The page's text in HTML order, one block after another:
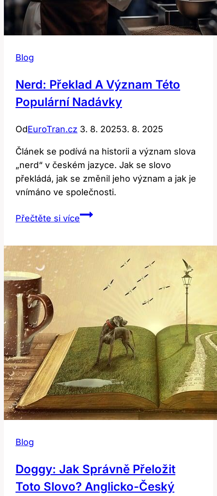
Blog
Nerd: Překlad A Význam Této
Populární Nadávky
OdEuroTran.cz 3. 8. 20253. 8. 2025
Článek se podívá na historii a význam slova
„nerd“ v českém jazyce. Jak se slovo
překládá, jak se změnil jeho význam a jak je
vnímáno ve společnosti.
Přečtěte si víceNerd:
význam
populární
Blog
Doggy: Jak Správně Přeložit
Toto Slovo? Anglicko-Český